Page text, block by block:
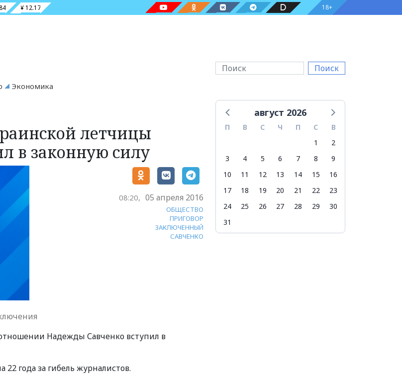
¥ 12.17 18+
Поиск
Экономика
летчицы
в законную силу
08:20, 05 апреля 2016
ОБЩЕСТВО
ПРИГОВОР
ЗАКЛЮЧЕННЫЙ
САВЧЕНКО
Надежды Савченко вступил в
года за гибель журналистов.
август 2026
П В С Ч П С
В
1
2
3
4 5 6 7 8
9
10
11 12 13 14 15
16
17
18 19 20 21 22
23
24
25 26 27 28 29
30
31